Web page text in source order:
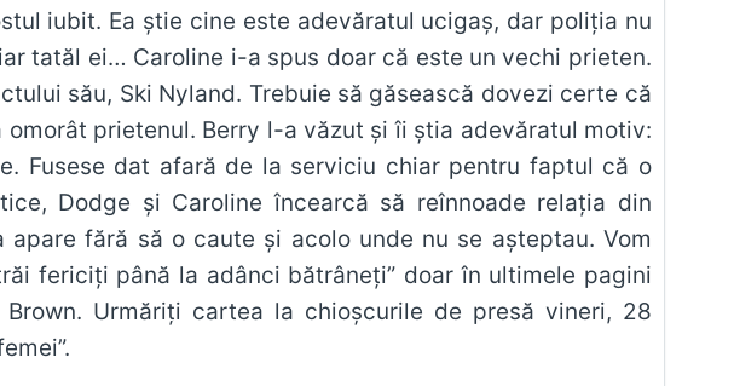
iubit. Ea știe cine este adevăratul ucigaș, dar poliția nu
tatăl ei… Caroline i-a spus doar că este un vechi prieten.
său, Ski Nyland. Trebuie să găsească dovezi certe că
prietenul. Berry l-a văzut și îi știa adevăratul motiv:
Fusese dat afară de la serviciu chiar pentru faptul că o
Dodge și Caroline încearcă să reînnoade relația din
fără să o caute și acolo unde nu se așteptau. Vom
fericiți până la adânci bătrâneți” doar în ultimele pagini
Brown. Urmăriți cartea la chioșcurile de presă vineri, 28